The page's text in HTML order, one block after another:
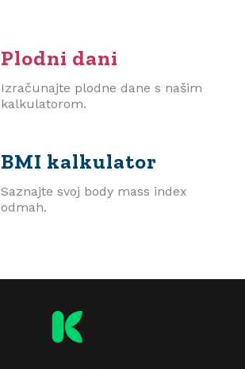
Plodni dani
Izračunajte plodne dane s našim
kalkulatorom.
BMI kalkulator
Saznajte svoj body mass index
odmah.